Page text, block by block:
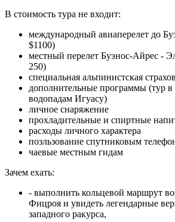
В стоимость тура не входит:
международный авиаперелет до
$1100)
местный перелет Буэнос-Айрес -
250)
специальная альпинистская
дополнительные программы (тур
водопадам Игуасу)
личное снаряжение
прохладительные и спиртные
расходы личного характера
позльзование спутниковым
чаевые местным гидам
Зачем ехать:
- выполнить кольцевой маршрут
Фицроя и увидеть легендарные
западного ракурса,